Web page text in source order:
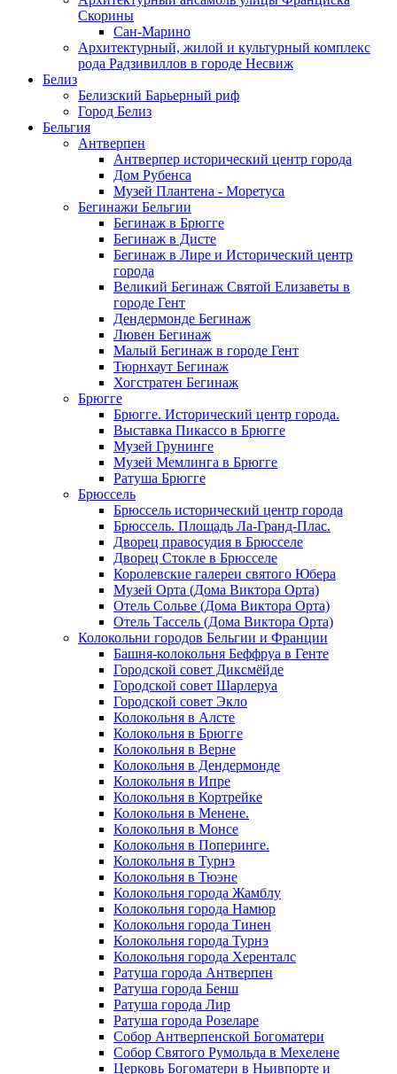
Скорины
Сан-Марино
Архитектурный, жилой и культурный комплекс
рода Радзивиллов в городе Несвиж
Белиз
Белизский Барьерный риф
Город Белиз
Бельгия
Антверпен
Антверпер исторический центр города
Дом Рубенса
Музей Плантена - Моретуса
Бегинажи Бельгии
Бегинаж в Брюгге
Бегинаж в Дисте
Бегинаж в Лире и Исторический центр
города
Великий Бегинаж Святой Елизаветы в
городе Гент
Дендермонде Бегинаж
Лювен Бегинаж
Малый Бегинаж в городе Гент
Тюрнхаут Бегинаж
Хогстратен Бегинаж
Брюгге
Брюгге. Исторический центр города.
Выставка Пикассо в Брюгге
Музей Грунинге
Музей Мемлинга в Брюгге
Ратуша Брюгге
Брюссель
Брюссель исторический центр города
Брюссель. Площадь Ла-Гранд-Плас.
Дворец правосудия в Брюсселе
Дворец Стокле в Брюсселе
Королевские галереи святого Юбера
Музей Орта (Дома Виктора Орта)
Отель Сольве (Дома Виктора Орта)
Отель Тассель (Дома Виктора Орта)
Колокольни городов Бельгии и Франции
Башня-колокольня Беффруа в Генте
Городской совет Диксмёйде
Городской совет Шарлеруа
Городской совет Экло
Колокольня в Алсте
Колокольня в Брюгге
Колокольня в Верне
Колокольня в Дендермонде
Колокольня в Ипре
Колокольня в Кортрейке
Колокольня в Менене.
Колокольня в Монсе
Колокольня в Поперинге.
Колокольня в Турнэ
Колокольня в Тюэне
Колокольня города Жамблу
Колокольня города Намюр
Колокольня города Тинен
Колокольня города Турнэ
Колокольня города Херенталс
Ратуша города Антверпен
Ратуша города Бенш
Ратуша города Лир
Ратуша города Розеларе
Собор Антверпенской Богоматери
Собор Святого Румольда в Мехелене
Церковь Богоматери в Ньивпорте и